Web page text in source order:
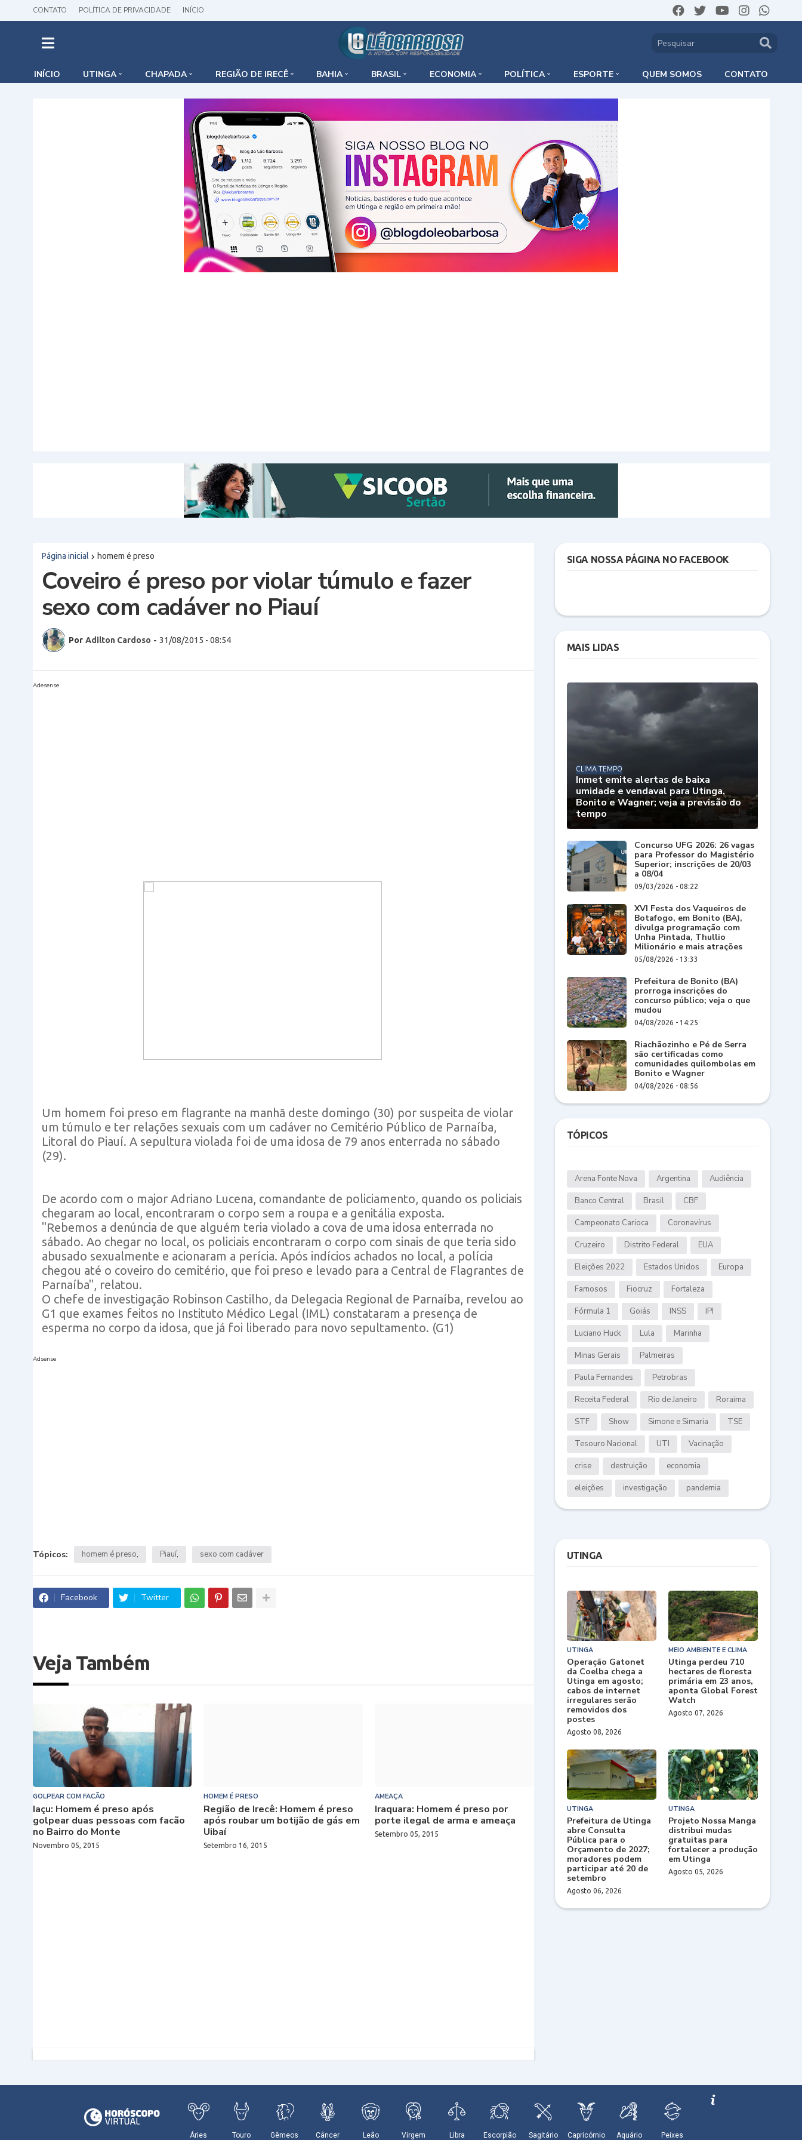
CONTATO POLÍTICA DE PRIVACIDADE INÍCIO
INÍCIO UTINGA CHAPADA REGIÃO DE IRECÊ BAHIA BRASIL ECONOMIA POLÍTICA ESPORTE QUEM SOMOS CONTATO
Página inicial homem é preso
Coveiro é preso por violar túmulo e fazer
sexo com cadáver no Piauí
Por Adilton Cardoso - 31/08/2015 - 08:54
Adesense
Um homem foi preso em flagrante na manhã deste domingo (30) por suspeita de violar
um túmulo e ter relações sexuais com um cadáver no Cemitério Público de Parnaíba,
Litoral do Piauí. A sepultura violada foi de uma idosa de 79 anos enterrada no sábado
(29).
De acordo com o major Adriano Lucena, comandante de policiamento, quando os policiais
chegaram ao local, encontraram o corpo sem a roupa e a genitália exposta.
"Rebemos a denúncia de que alguém teria violado a cova de uma idosa enterrada no
sábado. Ao chegar no local, os policiais encontraram o corpo com sinais de que teria sido
abusado sexualmente e acionaram a perícia. Após indícios achados no local, a polícia
chegou até o coveiro do cemitério, que foi preso e levado para a Central de Flagrantes de
Parnaíba", relatou.
O chefe de investigação Robinson Castilho, da Delegacia Regional de Parnaíba, revelou ao
G1 que exames feitos no Instituto Médico Legal (IML) constataram a presença de
esperma no corpo da idosa, que já foi liberado para novo sepultamento. (G1)
Adsense
Tópicos: homem é preso Piauí sexo com cadáver
Facebook Twitter
Veja Também
GOLPEAR COM FACÃO
Iaçu: Homem é preso após
golpear duas pessoas com facão
no Bairro do Monte
Novembro 05, 2015
HOMEM É PRESO
Região de Irecê: Homem é preso
após roubar um botijão de gás em
Uibaí
Setembro 16, 2015
AMEAÇA
Iraquara: Homem é preso por
porte ilegal de arma e ameaça
Setembro 05, 2015
SIGA NOSSA PÁGINA NO FACEBOOK
MAIS LIDAS
CLIMA TEMPO
Inmet emite alertas de baixa
umidade e vendaval para Utinga,
Bonito e Wagner; veja a previsão do
tempo
Concurso UFG 2026: 26 vagas
para Professor do Magistério
Superior; inscrições de 20/03
a 08/04
09/03/2026 - 08:22
XVI Festa dos Vaqueiros de
Botafogo, em Bonito (BA),
divulga programação com
Unha Pintada, Thullio
Milionário e mais atrações
05/08/2026 - 13:33
Prefeitura de Bonito (BA)
prorroga inscrições do
concurso público; veja o que
mudou
04/08/2026 - 14:25
Riachãozinho e Pé de Serra
são certificadas como
comunidades quilombolas em
Bonito e Wagner
04/08/2026 - 08:56
TÓPICOS
Arena Fonte Nova Argentina Audiência
Banco Central Brasil CBF
Campeonato Carioca Coronavírus
Cruzeiro Distrito Federal EUA
Eleições 2022 Estados Unidos Europa
Famosos Fiocruz Fortaleza
Fórmula 1 Goiás INSS IPI
Luciano Huck Lula Marinha
Minas Gerais Palmeiras
Paula Fernandes Petrobras
Receita Federal Rio de Janeiro Roraima
STF Show Simone e Simaria TSE
Tesouro Nacional UTI Vacinação
crise destruição economia
eleições investigação pandemia
UTINGA
UTINGA
Operação Gatonet
da Coelba chega a
Utinga em agosto;
cabos de internet
irregulares serão
removidos dos
postes
Agosto 08, 2026
MEIO AMBIENTE E CLIMA
Utinga perdeu 710
hectares de floresta
primária em 23 anos,
aponta Global Forest
Watch
Agosto 07, 2026
UTINGA
Prefeitura de Utinga
abre Consulta
Pública para o
Orçamento de 2027;
moradores podem
participar até 20 de
setembro
Agosto 06, 2026
UTINGA
Projeto Nossa Manga
distribui mudas
gratuitas para
fortalecer a produção
em Utinga
Agosto 05, 2026